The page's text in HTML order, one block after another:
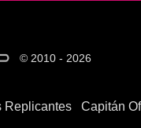
© 2010 - 2026
Replicantes Capitán